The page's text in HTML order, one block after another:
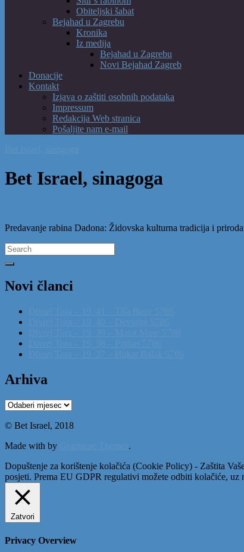
Obiteljski šabat
Bejahad u Zagrebu
Kronika
Iz medija
Bejahad u Zagrebu
Novi Bejahad Zagreb
Donacije
Kontakt
Izjava o zaštiti osobnih podataka
Impressum
Redakcija Web stranica
Pošaljite nam e-mail
Bet Israel, sinagoga
Predavanje rabina Dadona: Židovska kulturna tradicija i priroda
Search
for:
Novi članci
Arhiva
Arhiva
© Bet Israel, 2018
Made with by
.
Dopuštenje za korištenje kolačića (Cookie Policy) - Zaštita
posjeti. Prema EU GDPR regulativi možete odbiti kolačiće,
Zatvori
Privacy Overview